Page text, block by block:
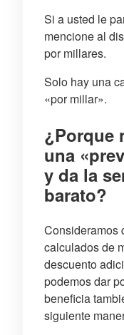
Si a usted le
mencione al
por millares.
Solo hay una
«por millar».
¿Porque
una
y da la
barato?
Consideramos
calculados de
descuento
podemos dar
beneficia
siguiente